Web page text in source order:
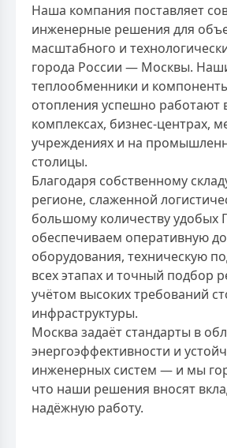
Наша компания поставляет
инженерные решения для
масштабного и
города России — Москвы.
теплообменники и
отопления успешно работают
комплексах, бизнес-центрах,
учреждениях и на
столицы.
Благодаря собственному
регионе, слаженной
большому количеству удобых
обеспечиваем оперативную
оборудования, техническую
всех этапах и точный подбор
учётом высоких требований
инфраструктуры.
Москва задаёт стандарты в
энергоэффективности и
инженерных систем — и мы
что наши решения вносят
надёжную работу.